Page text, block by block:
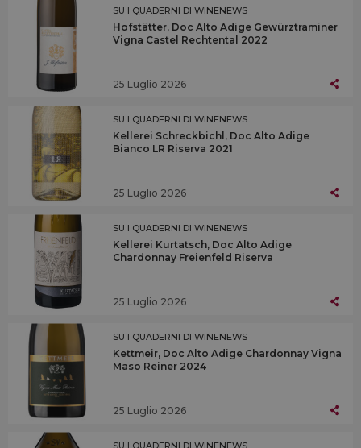
SU I QUADERNI DI WINENEWS
Hofstätter, Doc Alto Adige Gewürztraminer
Vigna Castel Rechtental 2022
25 Luglio 2026
SU I QUADERNI DI WINENEWS
Kellerei Schreckbichl, Doc Alto Adige
Bianco LR Riserva 2021
25 Luglio 2026
SU I QUADERNI DI WINENEWS
Kellerei Kurtatsch, Doc Alto Adige
Chardonnay Freienfeld Riserva
25 Luglio 2026
SU I QUADERNI DI WINENEWS
Kettmeir, Doc Alto Adige Chardonnay Vigna
Maso Reiner 2024
25 Luglio 2026